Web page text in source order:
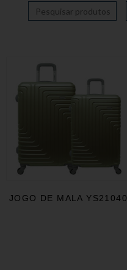
JOGO DE MALA YS21040